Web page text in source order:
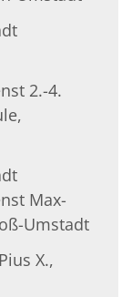
2.-4.
Max-
Umstadt
X.,